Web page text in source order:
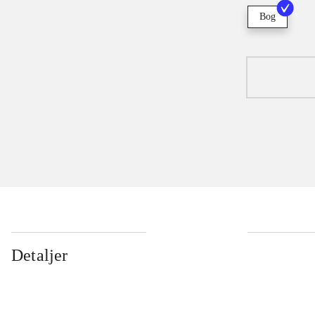
Bog
Detaljer